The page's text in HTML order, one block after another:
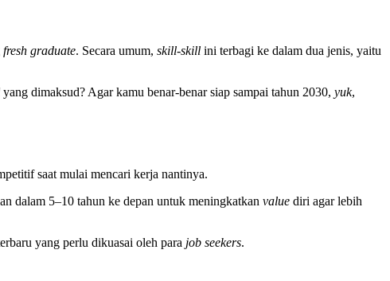
fresh graduate. Secara umum, skill-skill ini terbagi ke dalam dua jenis, yaitu
yang dimaksud? Agar kamu benar-benar siap sampai tahun 2030, yuk,
saat mulai mencari kerja nantinya.
dalam 5–10 tahun ke depan untuk meningkatkan value diri agar lebih
yang perlu dikuasai oleh para job seekers.